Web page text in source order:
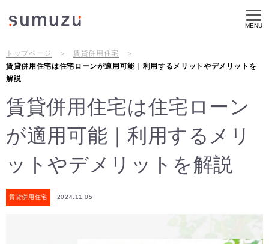
MENU
トップページ
賃貸併用住宅
賃貸併用住宅は住宅ローンが適用可能｜利用するメリットやデメリットを
解説
賃貸併用住宅は住宅ローン
が適用可能｜利用するメリ
ットやデメリットを解説
賃貸併用住宅 2024.11.05